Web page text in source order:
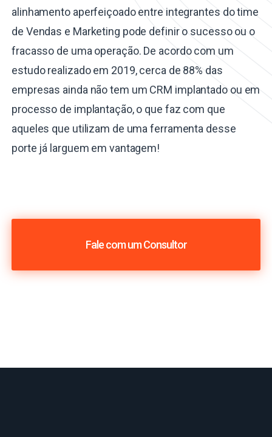
alinhamento aperfeiçoado entre integrantes do time
de Vendas e Marketing pode definir o sucesso ou o
fracasso de uma operação. De acordo com um
estudo realizado em 2019, cerca de 88% das
empresas ainda não tem um CRM implantado ou em
processo de implantação, o que faz com que
aqueles que utilizam de uma ferramenta desse
porte já larguem em vantagem!
Fale com um Consultor